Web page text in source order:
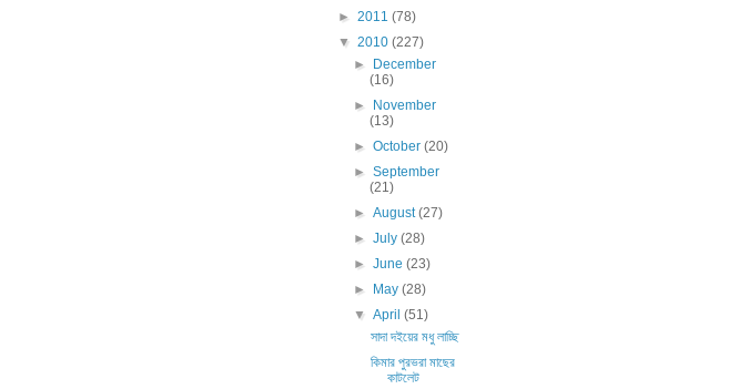
► 2011 (78)
▼ 2010 (227)
►
December
(16)
►
November
(13)
►October(20)
►September
(21)
►August(27)
►July(28)
►June(23)
►
May(28)
▼April(51)
সাদা দইয়ের মধু লাচ্ছি
কিমার পুরভরা মাছের
কাটলেট